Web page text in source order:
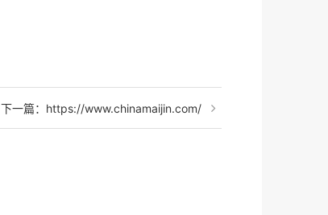
下一篇：https://www.chinamaijin.com/